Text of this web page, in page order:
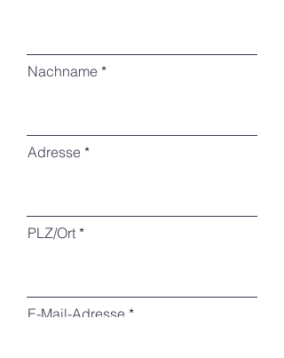
Nachname
Adresse
PLZ/Ort
E-Mail-Adresse